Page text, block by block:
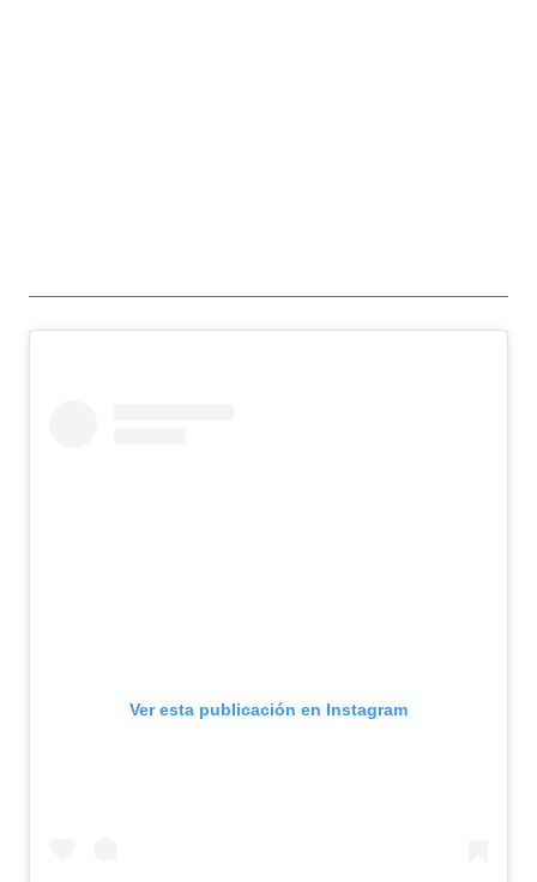
Ver esta publicación en Instagram